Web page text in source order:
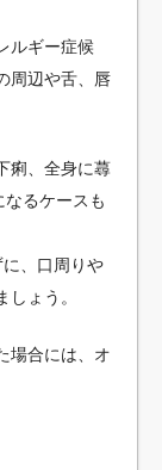
ルギー症候
周辺や舌、唇
痢、全身に蕁
るケースも
、口周りや
ょう。
場合には、オ